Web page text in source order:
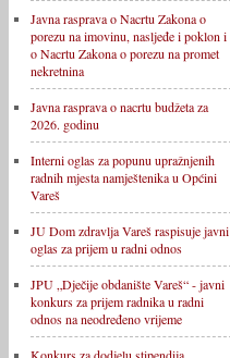
Javna rasprava o Nacrtu Zakona o
porezu na imovinu, nasljeđe i poklon i
o Nacrtu Zakona o porezu na promet
nekretnina
Javna rasprava o nacrtu budžeta za
2026. godinu
Interni oglas za popunu upražnjenih
radnih mjesta namještenika u Općini
Vareš
JU Dom zdravlja Vareš raspisuje javni
oglas za prijem u radni odnos
JPU „Dječije obdanište Vareš“ - javni
konkurs za prijem radnika u radni
odnos na neodređeno vrijeme